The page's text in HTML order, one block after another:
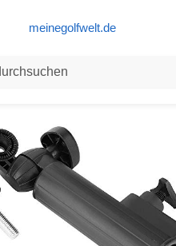
meinegolfwelt.de
/ KSTE Schirmhalter, Go-lf Push Trolley Schirmhalter Kunststoffständer